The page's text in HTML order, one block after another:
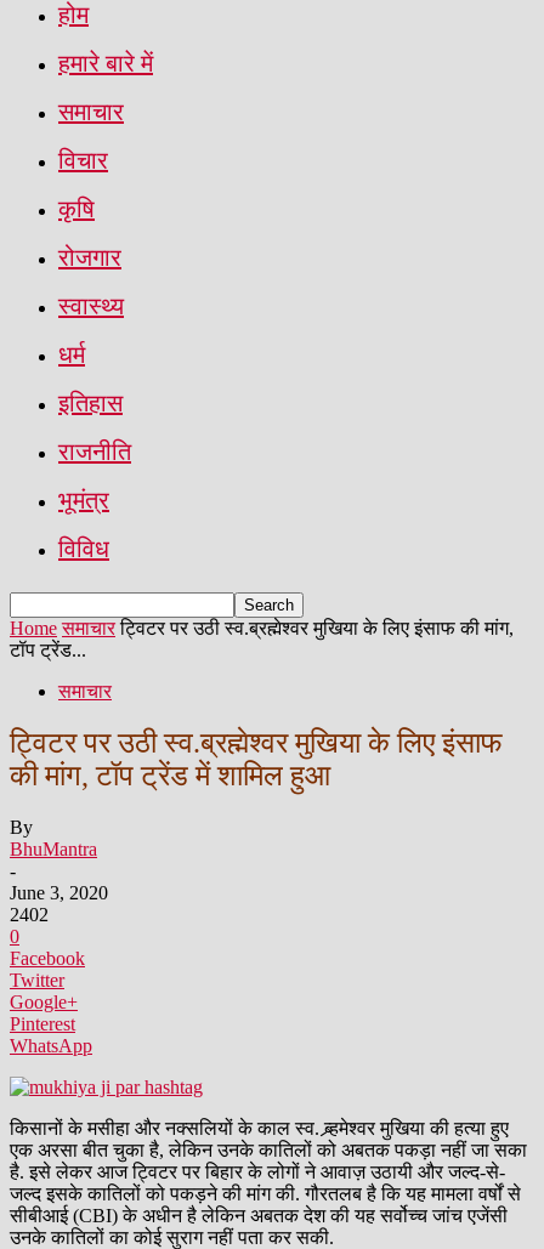
होम
हमारे बारे में
समाचार
विचार
कृषि
रोजगार
स्वास्थ्य
धर्म
इतिहास
राजनीति
भूमंत्र
विविध
Home समाचार ट्विटर पर उठी स्व.ब्रह्मेश्वर मुखिया के लिए इंसाफ की मांग,
टॉप ट्रेंड...
समाचार
ट्विटर पर उठी स्व.ब्रह्मेश्वर मुखिया के लिए इंसाफ
की मांग, टॉप ट्रेंड में शामिल हुआ
By
BhuMantra
-
June 3, 2020
2402
0
Facebook
Twitter
Google+
Pinterest
WhatsApp
किसानों के मसीहा और नक्सलियों के काल स्व. ब्र्हमेश्वर मुखिया की हत्या हुए
एक अरसा बीत चुका है, लेकिन उनके कातिलों को अबतक पकड़ा नहीं जा सका
है. इसे लेकर आज ट्विटर पर बिहार के लोगों ने आवाज़ उठायी और जल्द-से-
जल्द इसके कातिलों को पकड़ने की मांग की. गौरतलब है कि यह मामला वर्षों से
सीबीआई (CBI) के अधीन है लेकिन अबतक देश की यह सर्वोच्च जांच एजेंसी
उनके कातिलों का कोई सुराग नहीं पता कर सकी.